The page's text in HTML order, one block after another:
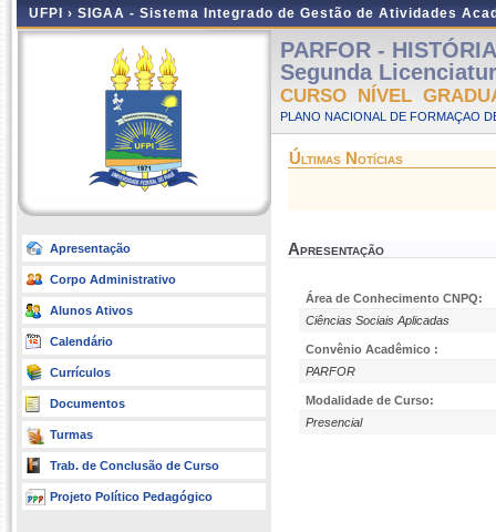
UFPI › SIGAA - Sistema Integrado de Gestão de Atividades
Apresentação
Corpo Administrativo
Alunos Ativos
Calendário
Currículos
Documentos
Turmas
Trab. de Conclusão de Curso
Projeto Político Pedagógico
PARFOR -
Segunda
CURSO NÍVEL
PLANO NACIONAL DE FORMAÇAO
Últimas Notícias
Apresentação
Área de Conhecimento CNPQ:
Ciências Sociais Aplicadas
Convênio Acadêmico :
PARFOR
Modalidade de Curso:
Presencial